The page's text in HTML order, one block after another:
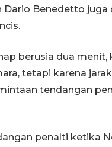
Benedetto
berusia dua
tetapi karena
tendangan
penalti ketika